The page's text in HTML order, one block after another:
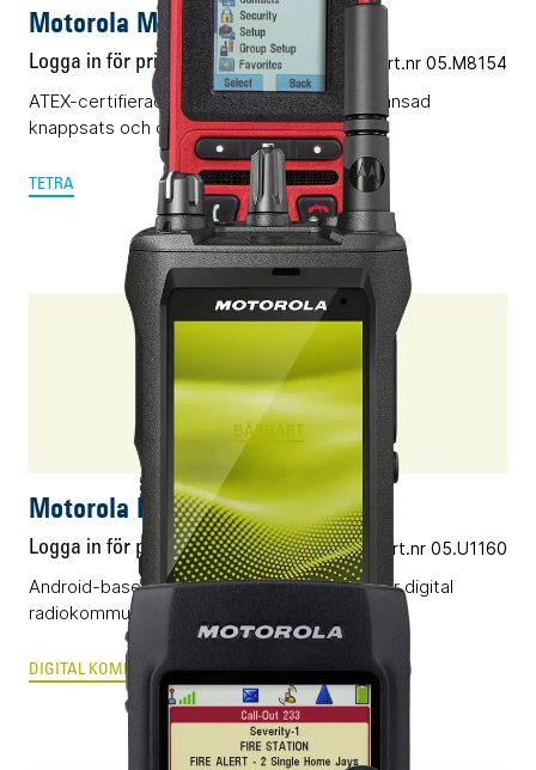
Motorola MTP8500Ex TETRA
Logga in för pris Vårt art.nr 05.M8154
ATEX-certifierad TETRA-terminal med begränsad
knappsats och dubbla displayer.
TETRA
ION
BÄRBART
Motorola ION
Logga in för pris Vårt art.nr 05.U1160
Android-baserad smartradio som kombinerar digital
radiokommunikation med applikationer.
DIGITAL KOMRADIOPTT-OVER-CELLULAR & MCX